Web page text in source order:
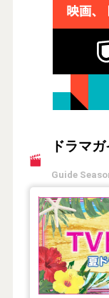
ドラマ
Guide
【2026年